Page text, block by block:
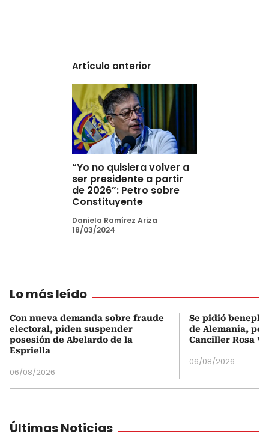
Artículo anterior
“Yo no quisiera volver a
ser presidente a partir
de 2026”: Petro sobre
Constituyente
Daniela Ramírez Ariza
18/03/2024
Lo más leído
Con nueva demanda sobre fraude
electoral, piden suspender
posesión de Abelardo de la
Espriella
06/08/2026
Se pidió
de Alemania,
Canciller Rosa
06/08/2026
Últimas Noticias